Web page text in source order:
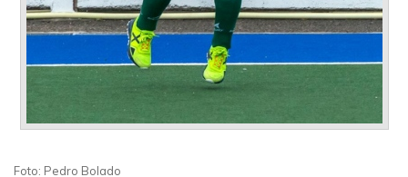
Foto: Pedro Bolado